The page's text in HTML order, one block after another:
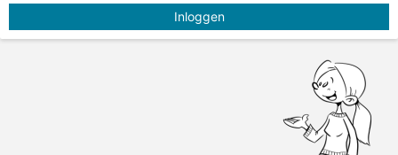
Inloggen